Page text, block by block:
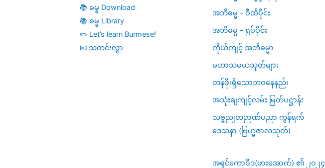
📚 ဓမ္ဓ Download
📚 ဓမ္ဓ Library
✏️ Let’s learn Burmese!
📧 သတင်းလွှာ
အဘိဓမ္မ – ဝီထိပိုင်း
အဘိဓမ္မ – ရုပ်ပိုင်း
ကိုယ်ကျင့် အဘိဓမ္မာ
မဟာသမယသုတ်များ
တန်ဖိုးရှိသောဘဝနေနည်း
အသုံးချကျင့်လမ်း မြတ်ပဋ္ဌာန်း
သဗ္ဗညုတဉာဏ်ပညာ ကွန်ရက်
ဒေသနာ (ဗြဟ္မဇာလသုတ်)
အရှင်ကောဝိဒ(ဖားအောက်) ၏ ၂၀၂၄